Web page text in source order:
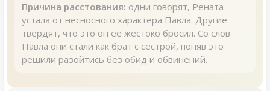
Причина расстования: одни говорят, Рената
устала от несносного характера Павла. Другие
твердят, что это он ее жестоко бросил. Со слов
Павла они стали как брат с сестрой, поняв это
решили разойтись без обид и обвинений.